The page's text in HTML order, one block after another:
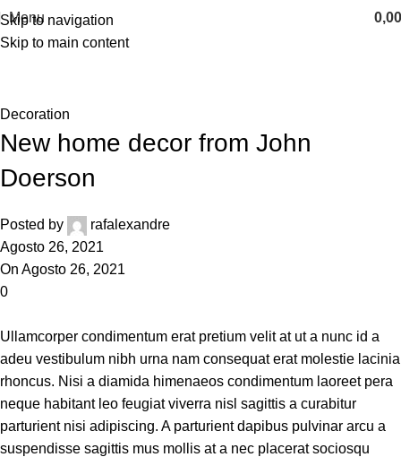
Skip to navigation
Skip to main content
Menu 0,00
Blog
Decoration
New home decor from John
Doerson
Posted by
rafalexandre
Agosto 26, 2021
On Agosto 26, 2021
0
Ullamcorper condimentum erat pretium velit at ut a nunc id a
adeu vestibulum nibh urna nam consequat erat molestie lacinia
rhoncus. Nisi a diamida himenaeos condimentum laoreet pera
neque habitant leo feugiat viverra nisl sagittis a curabitur
parturient nisi adipiscing. A parturient dapibus pulvinar arcu a
suspendisse sagittis mus mollis at a nec placerat sociosqu